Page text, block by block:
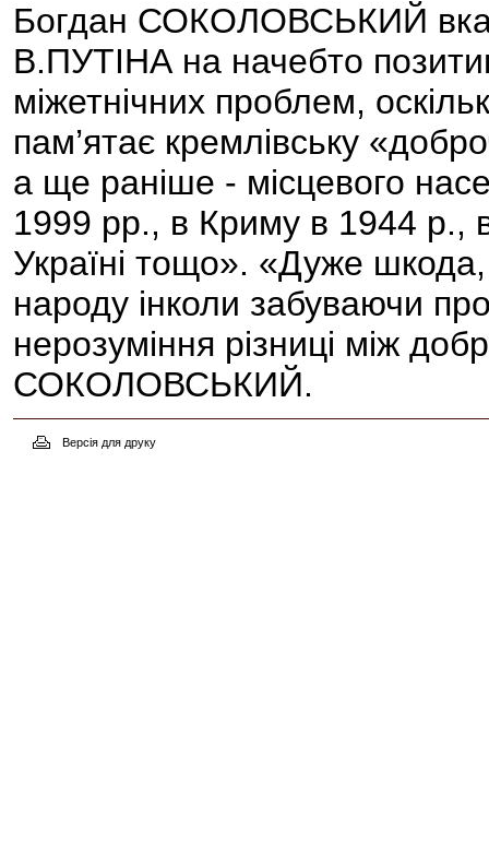
Богдан СОКОЛОВСЬКИЙ
В.ПУТІНА на начебто
міжетнічних проблем,
пам’ятає кремлівську
а ще раніше - місцевого
1999 рр., в Криму в 1944 р.,
Україні тощо». «Дуже
народу інколи забуваючи
нерозуміння різниці між
СОКОЛОВСЬКИЙ.
Версія для друку